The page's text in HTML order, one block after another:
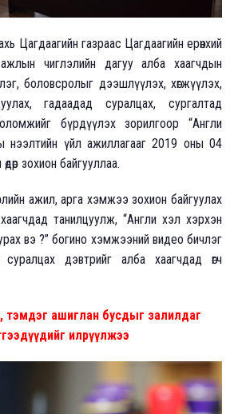
Цагдаагийн газраас Цагдаагийн ерөнхий
чиглэлийн дагуу алба хаагчдын
боловсролыг дээшлүүлэх, хөгжүүлэх,
гадаадад суралцах, сургалтад
бүрдүүлэх зорилгоор “Англи
нээлтийн үйл ажиллагааг 2019 оны 04
зохион байгууллаа.
ажил, арга хэмжээ зохион байгуулах
хаагчдад танилцуулж, “Англи хэл хэрхэн
вэ ?” богино хэмжээний видео бичлэг
дэвтрийг алба хаагчдад өгч
тэмдэг ашиглан бусдыг залилдаг
илрүүлжээ